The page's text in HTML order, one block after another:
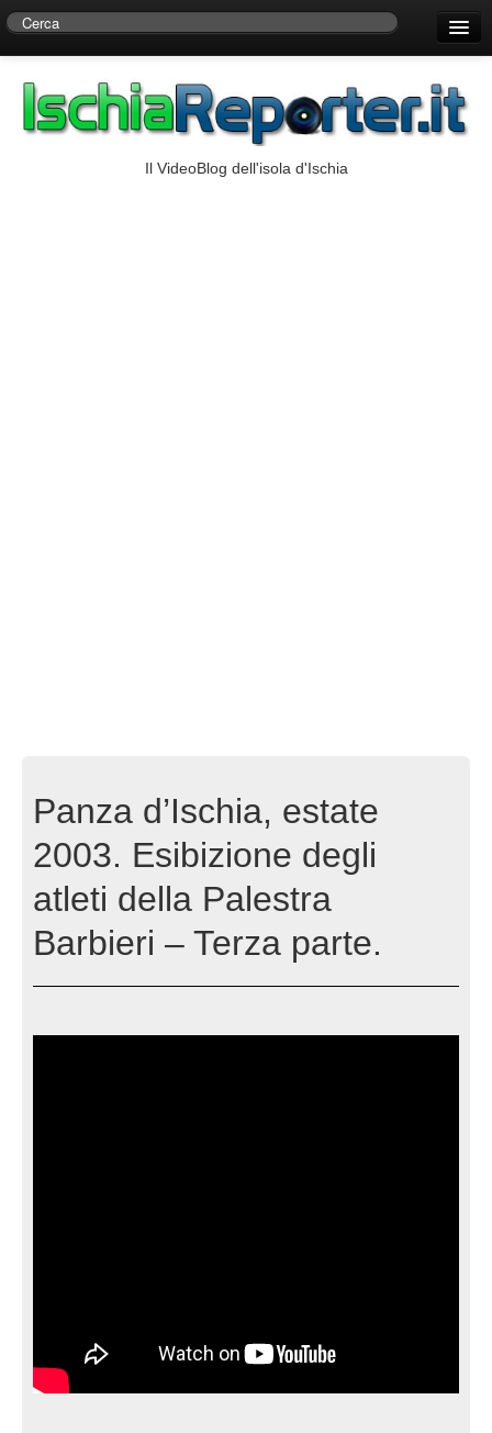
Centro di Ricerche Storiche D’Ambra
Il VideoBlog dell'isola d'Ischia
Panza d’Ischia, estate
2003. Esibizione degli
atleti della Palestra
Barbieri – Terza parte.